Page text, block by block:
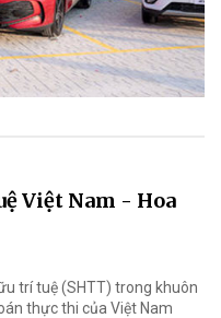
Việt Nam - Hoa
trí tuệ (SHTT) trong khuôn
thực thi của Việt Nam